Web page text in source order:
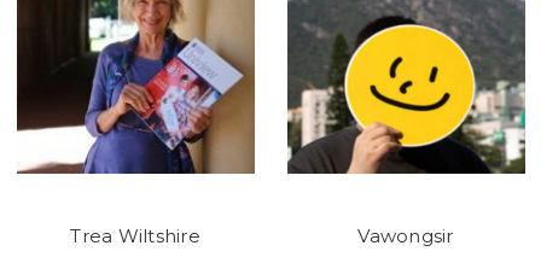
Trea Wiltshire Vawongsir